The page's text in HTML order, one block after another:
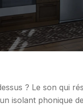
? Le son qui
isolant phonique